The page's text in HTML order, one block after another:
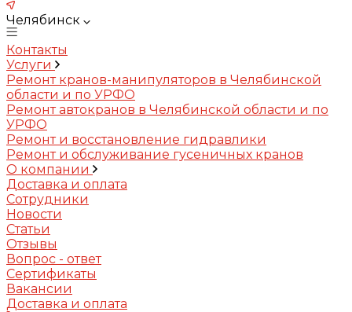
Челябинск
Контакты
Услуги
Ремонт кранов-манипуляторов в Челябинской
области и по УРФО
Ремонт автокранов в Челябинской области и по
УРФО
Ремонт и восстановление гидравлики
Ремонт и обслуживание гусеничных кранов
О компании
Доставка и оплата
Сотрудники
Новости
Статьи
Отзывы
Вопрос - ответ
Сертификаты
Вакансии
Доставка и оплата